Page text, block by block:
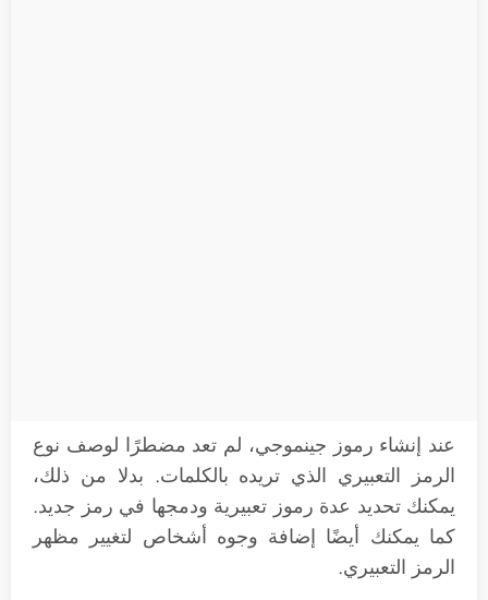
عند إنشاء رموز جينموجي، لم تعد مضطرًا لوصف نوع
الرمز التعبيري الذي تريده بالكلمات. بدلا من ذلك،
يمكنك تحديد عدة رموز تعبيرية ودمجها في رمز جديد.
كما يمكنك أيضًا إضافة وجوه أشخاص لتغيير مظهر
الرمز التعبيري.